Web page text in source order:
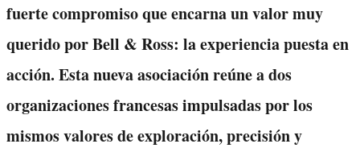
fuerte compromiso que encarna un valor muy
querido por Bell & Ross: la experiencia puesta en
acción. Esta nueva asociación reúne a dos
organizaciones francesas impulsadas por los
mismos valores de exploración, precisión y